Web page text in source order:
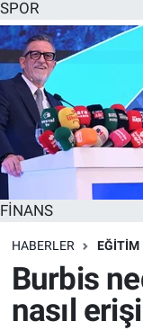
SPOR
FİNANS
HABERLER EĞİTİM
Burbis
nasıl